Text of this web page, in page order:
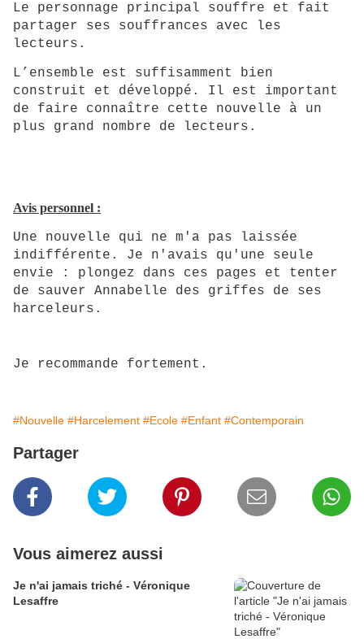
Le personnage principal souffre et fait
partager ses souffrances avec les
lecteurs.
L’ensemble est suffisamment bien
construit et développé. Il est important
de faire connaître cette nouvelle à un
plus grand nombre de lecteurs.
Avis personnel :
Une nouvelle qui ne m'a pas laissée
indifférente. Je n'avais qu'une seule
envie : plongez dans ces pages et tenter
de sauver Annabelle des griffes de ses
harceleurs.
Je recommande fortement.
#Nouvelle #Harcelement #Ecole #Enfant #Contemporain
Partager
Vous aimerez aussi
Je n'ai jamais triché - Véronique
Lesaffre